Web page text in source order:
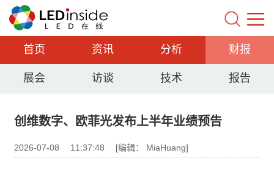
首页 资讯 分析 财报
展会 访谈 技术 报告
创维数字、欧菲光发布上半年业绩预告
2026-07-08 11:37:48 [编辑： MiaHuang]